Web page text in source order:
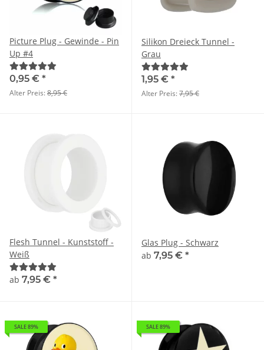
Picture Plug - Gewinde - Pin
Up #4
0,95 € *
Alter Preis:8,95 €
Silikon Dreieck Tunnel -
Grau
1,95 € *
Alter Preis:7,95 €
Flesh Tunnel - Kunststoff -
Weiß
ab 7,95 € *
Glas Plug - Schwarz
ab 7,95 € *
SALE 89% SALE 89%